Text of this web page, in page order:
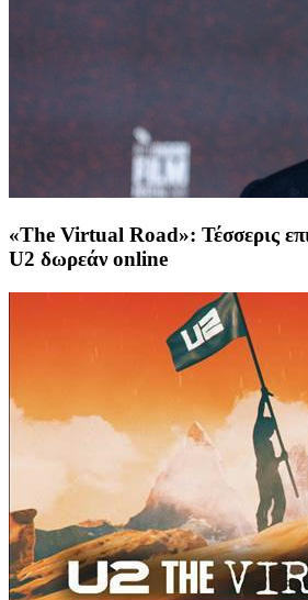
«The Virtual Road»: Τέσσερις
U2 δωρεάν online